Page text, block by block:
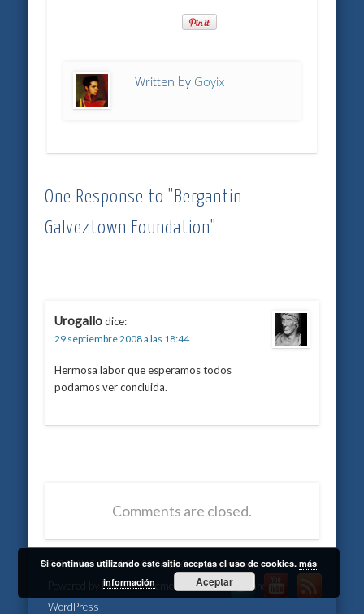
Written by Goyix
One Response to "Bergantin
Galveztown Foundation"
Urogallo dice:
29 septiembre 2008 a las 18:44
Hermosa labor que esperamos todos
podamos ver concluida.
Comments are closed.
CC BY-NC-ND 4.0 - 2026 El Guarida de Goyix
Powered by Pinboard Theme by One Designs
and
WordPress
Si continuas utilizando este sitio aceptas el uso de cookies.más
información
Aceptar